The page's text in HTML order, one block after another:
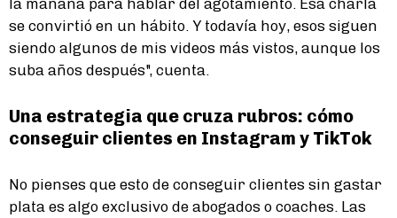
la mañana para hablar del agotamiento. Esa charla
se convirtió en un hábito. Y todavía hoy, esos siguen
siendo algunos de mis videos más vistos, aunque los
suba años después", cuenta.
Una estrategia que cruza rubros: cómo
conseguir clientes en Instagram y TikTok
No pienses que esto de conseguir clientes sin gastar
plata es algo exclusivo de abogados o coaches. Las